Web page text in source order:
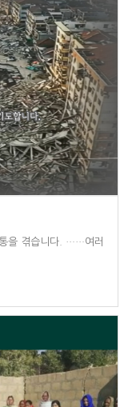
을 겪습니다. ……여러